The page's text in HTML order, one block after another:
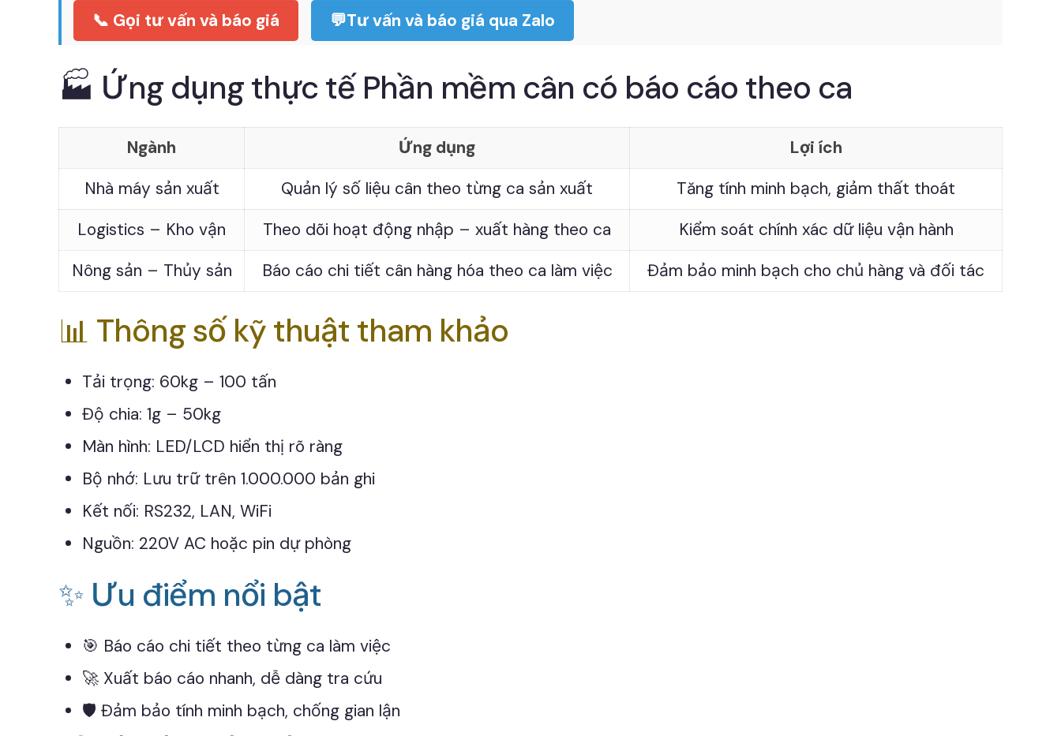
📞 Gọi tư vấn và báo giá
💬Tư vấn và báo giá qua Zalo
🏭 Ứng dụng thực tế Phần mềm cân có báo cáo theo ca
Ngành Ứng dụng
Lợi ích
Nhà máy sản xuất
Quản lý số liệu cân theo từng ca sản xuất
Tăng tính minh bạch, giảm thất thoát
Logistics – Kho vận
Theo dõi hoạt động nhập – xuất hàng theo ca
Kiểm soát chính xác dữ liệu vận hành
Nông sản – Thủy sản
Báo cáo chi tiết cân hàng hóa theo ca làm việc Đảm bảo minh bạch cho chủ hàng và đối tác
📊 Thông số kỹ thuật tham khảo
Tải trọng: 60kg – 100 tấn
Độ chia: 1g – 50kg
Màn hình: LED/LCD hiển thị rõ ràng
Bộ nhớ: Lưu trữ trên 1.000.000 bản ghi
Kết nối: RS232, LAN, WiFi
Nguồn: 220V AC hoặc pin dự phòng
✨ Ưu điểm nổi bật
🎯 Báo cáo chi tiết theo từng ca làm việc
🚀 Xuất báo cáo nhanh, dễ dàng tra cứu
🛡️ Đảm bảo tính minh bạch, chống gian lận